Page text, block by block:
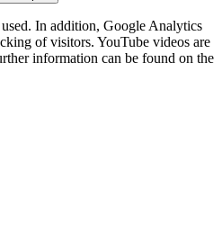
In addition, Google Analytics
of visitors. YouTube videos are
information can be found on the